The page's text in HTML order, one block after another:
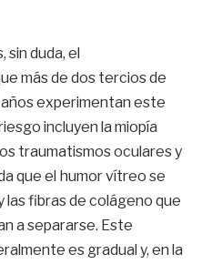
sin duda, el
más de dos tercios de
experimentan este
incluyen la miopía
traumatismos oculares y
que el humor vítreo se
las fibras de colágeno que
a separarse. Este
es gradual y, en la